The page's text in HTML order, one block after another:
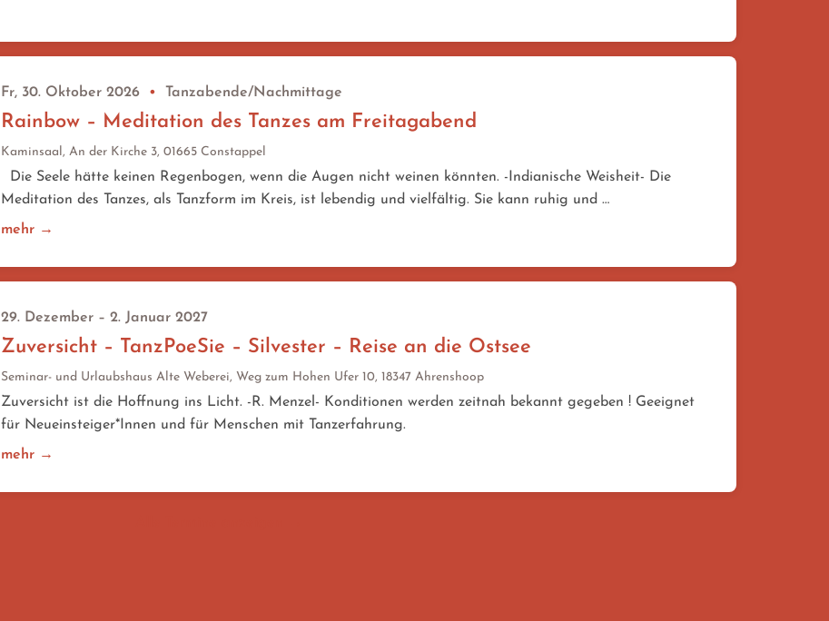
Fr, 30. Oktober 2026 • Tanzabende/Nachmittage
Rainbow – Meditation des Tanzes am Freitagabend
Kaminsaal, An der Kirche 3, 01665 Constappel
Die Seele hätte keinen Regenbogen, wenn die Augen nicht weinen könnten. -Indianische Weisheit- Die
Meditation des Tanzes, als Tanzform im Kreis, ist lebendig und vielfältig. Sie kann ruhig und …
mehr →
29. Dezember – 2. Januar 2027
Zuversicht – TanzPoeSie – Silvester – Reise an die Ostsee
Seminar- und Urlaubshaus Alte Weberei, Weg zum Hohen Ufer 10, 18347 Ahrenshoop
Zuversicht ist die Hoffnung ins Licht. -R. Menzel- Konditionen werden zeitnah bekannt gegeben ! Geeignet
für Neueinsteiger*Innen und für Menschen mit Tanzerfahrung.
mehr →